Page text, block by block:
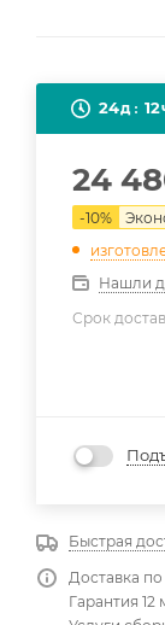
24д 12
24
-10%
Нашли
Срок
Быстрая
Доставка
Гарантия 12